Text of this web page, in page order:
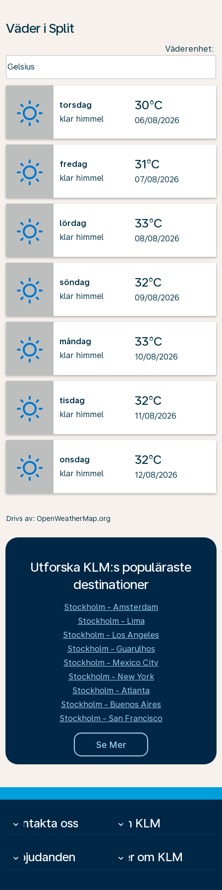
Väder i Split
Väderenhet:
Celsius
keyboard_arrow_down
torsdag
klar himmel
30°C
06/08/2026
fredag
klar himmel
31°C
07/08/2026
lördag
klar himmel
33°C
08/08/2026
söndag
klar himmel
32°C
09/08/2026
måndag
klar himmel
33°C
10/08/2026
tisdag
klar himmel
32°C
11/08/2026
onsdag
klar himmel
32°C
12/08/2026
Drivs av: OpenWeatherMap.org
Utforska KLM:s populäraste
destinationer
Stockholm - Amsterdam
Stockholm - Lima
Stockholm - Los Angeles
Stockholm - Guarulhos
Stockholm - Mexico City
Stockholm - New York
Stockholm - Atlanta
Stockholm - Buenos Aires
Stockholm - San Francisco
Se Mer
Kontakta oss
keyboard_arrow_down Om KLM
keyboard_arrow_down
Erbjudanden
keyboard_arrow_down Mer om KLM
keyboard_arrow_down